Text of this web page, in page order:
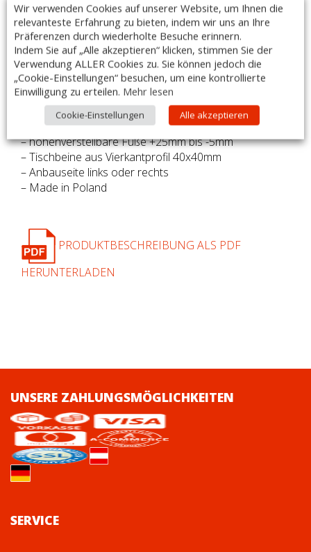
Ausführung:
– Maße: 800 x 750 x 850mm
– hergestellt aus rostfreiem, ferritischem Stahl AISI 441
– mit Grundboden
– Aufkantung hinten, 40mm Höhe
– fest verschweißte Ausführung
– Plattenstärke mindestens 1,2mm
– umlaufende Korbdurchschubvertiefung, 30mm
– höhenverstellbare Füße +25mm bis -5mm
– Tischbeine aus Vierkantprofil 40x40mm
– Anbauseite links oder rechts
– Made in Poland
PRODUKTBESCHREIBUNG ALS PDF
HERUNTERLADEN
UNSERE ZAHLUNGSMÖGLICHKEITEN
SERVICE
Wir verwenden Cookies auf unserer Website, um Ihnen die
relevanteste Erfahrung zu bieten, indem wir uns an Ihre
Präferenzen durch wiederholte Besuche erinnern.
Indem Sie auf „Alle akzeptieren“ klicken, stimmen Sie der
Verwendung ALLER Cookies zu. Sie können jedoch die
„Cookie-Einstellungen“ besuchen, um eine kontrollierte
Einwilligung zu erteilen. Mehr lesen
Cookie-Einstellungen Alle akzeptieren